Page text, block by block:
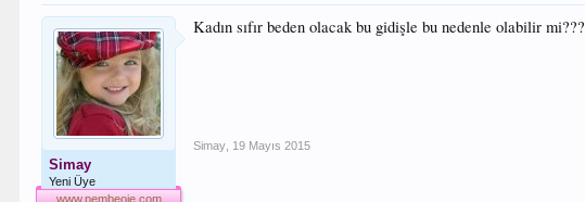
Simay
Yeni Üye
www.pembeoje.com
Kadın sıfır beden olacak bu gidişle bu nedenle olabilir mi???
Simay 19 Mayıs 2015